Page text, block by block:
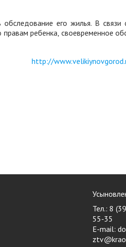
его жилья. В связи
ребенка, своевременное
http://
Тел.: 8
55-35
E-mail: